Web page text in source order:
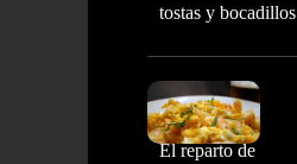
tostas y bocadillos
El reparto de